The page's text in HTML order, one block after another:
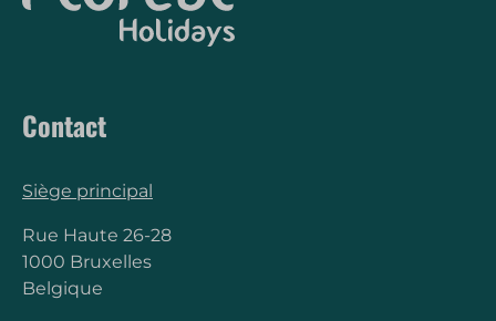
Contact
Siège principal
Rue Haute 26-28
1000 Bruxelles
Belgique